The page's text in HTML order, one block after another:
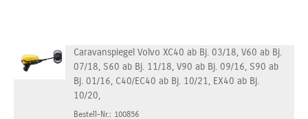
Caravanspiegel Volvo XC40 ab Bj. 03/18, V60 ab Bj.
07/18, S60 ab Bj. 11/18, V90 ab Bj. 09/16, S90 ab
Bj. 01/16, C40/EC40 ab Bj. 10/21, EX40 ab Bj.
10/20,
Bestell-Nr.: 100856